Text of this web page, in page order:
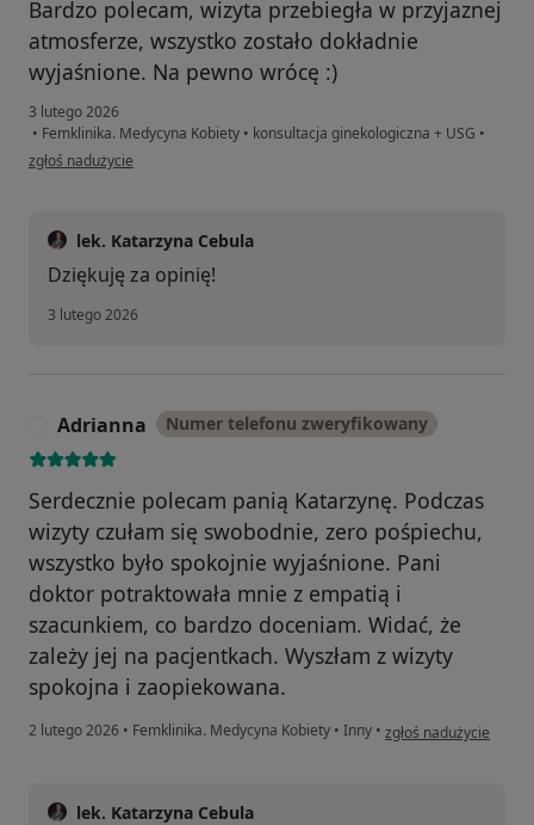
Bardzo polecam, wizyta przebiegła w przyjaznej
atmosferze, wszystko zostało dokładnie
wyjaśnione. Na pewno wrócę :)
3 lutego 2026
• Femklinika. Medycyna Kobiety • konsultacja ginekologiczna + USG •
w opinii użytkownika Aleksandra
zgłoś nadużycie
lek. Katarzyna Cebula
Dziękuję za opinię!
3 lutego 2026
Adrianna Numer telefonu zweryfikowany
Serdecznie polecam panią Katarzynę. Podczas
wizyty czułam się swobodnie, zero pośpiechu,
wszystko było spokojnie wyjaśnione. Pani
doktor potraktowała mnie z empatią i
szacunkiem, co bardzo doceniam. Widać, że
zależy jej na pacjentkach. Wyszłam z wizyty
spokojna i zaopiekowana.
2 lutego 2026 • Femklinika. Medycyna Kobiety • Inny • w opinii użytkownika
zgłoś nadużycie
lek. Katarzyna Cebula